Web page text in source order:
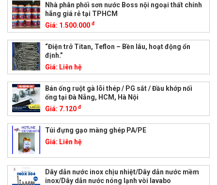
Nhà phân phối sơn nước Boss nội ngoại thất chính
hãng giá rẻ tại TPHCM
Giá: 1.500.000 đ
“Điện trở Titan, Teflon – Bền lâu, hoạt động ổn
định.”
Giá: Liên hệ
Bán ống ruột gà lõi thép / PG sắt / Đầu khớp nối
ống tại Đà Nẵng, HCM, Hà Nội
Giá: 7.120 đ
Túi đựng gạo màng ghép PA/PE
Giá: Liên hệ
Dây dẫn nước inox chịu nhiệt/Dây dẫn nước mềm
inox/Dây dẫn nước nóng lạnh vòi lavabo